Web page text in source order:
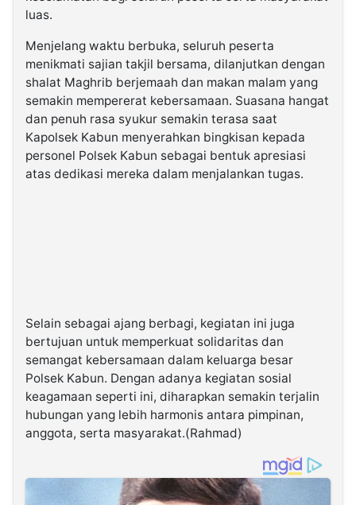
luas.
Menjelang waktu berbuka, seluruh peserta
menikmati sajian takjil bersama, dilanjutkan dengan
shalat Maghrib berjemaah dan makan malam yang
semakin mempererat kebersamaan. Suasana hangat
dan penuh rasa syukur semakin terasa saat
Kapolsek Kabun menyerahkan bingkisan kepada
personel Polsek Kabun sebagai bentuk apresiasi
atas dedikasi mereka dalam menjalankan tugas.
Selain sebagai ajang berbagi, kegiatan ini juga
bertujuan untuk memperkuat solidaritas dan
semangat kebersamaan dalam keluarga besar
Polsek Kabun. Dengan adanya kegiatan sosial
keagamaan seperti ini, diharapkan semakin terjalin
hubungan yang lebih harmonis antara pimpinan,
anggota, serta masyarakat.(Rahmad)